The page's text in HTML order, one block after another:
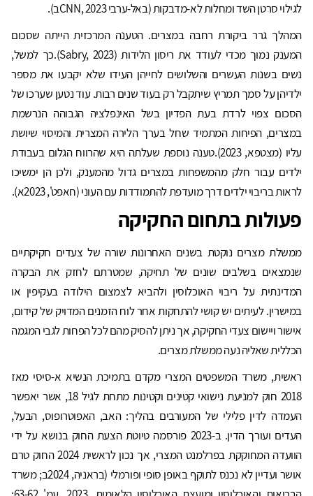
לגילוי סרטן השד ומחלות לא-מדבקות (באל-ערבי CNN, 2023ב).
המהלך גרר ביקורת רחבה במצרים. הטענה המרכזית הייתה שסכום
המענק נמוך מכדי לעודד את ריסון הלידות (Sabry, 2023).כך למשל,
נשים בשנות העשרים והשלושים לחייהן העידו שלא יקבעו את מספר
ילדיהן על סמך תמריץ שיתקבל רק בעוד שנים רבות. עוד נטען שערכו של
הסכום צפוי לרדת בעת הפדיון בשל האינפלציה הגבוהה הנרשמת
במצרים, הפיחות המתמיד שחל בערך הלירה המצרית והמיסוי שיושת
עליו (מצטפא, 2023).טענה נוספת שעלתה היא שהרווח הגלום בעבודת
ילדים עבור חלק מהמשפחות במצרים גדול מהמענק, ולכן הן ימשיכו
לראות בריבוי ילדים דרך מועדפת להתמודדות עם העוני (חאפט', 2023א).
פעולות בתחום החקיקה
ממשלת מצרים נוקטת בשנים האחרונות שורה של צעדים חקיקתיים
שנמצאים בשלבים שונים של תחיקה, שמטרתם לחזק את הבקרה
המדינתית על ריבוי האוכלוסין ולהביא לצמצום הילודה בעקיפין או
במישרין. לעיתים יש קושי להתחקות אחר לוח הזמנים המדויק של קידום,
אישור ויישום צעדי החקיקה, אך ניתן להסיק מהם לכל הפחות לגבי המגמה
הכללית שאליה נעה ממשלת מצרים.
ראשית, משרד המשפטים המצרי מקדם בתמיכת הנשיא א-סיסי מאז
2018 חוק למניעת נישואי קטינים וקטינות מתחת לגיל 18, אשר יאפשר
העמדה לדין פלילי של המעורבים בהליך: האב, האפוטרופוס, הבעל,
העדים ועורך הדין. ב-2023 פורסמה טיוטת הצעת החוק בנושא על ידי
הוועדה המחוקקת בפרלמנט המצרי, אך נכון לראשית 2024 החוק טרם
אושר ועדיין לא נכנס לתוקף באופן סופי ופורמלי (בראניה, 2024ב; משרד